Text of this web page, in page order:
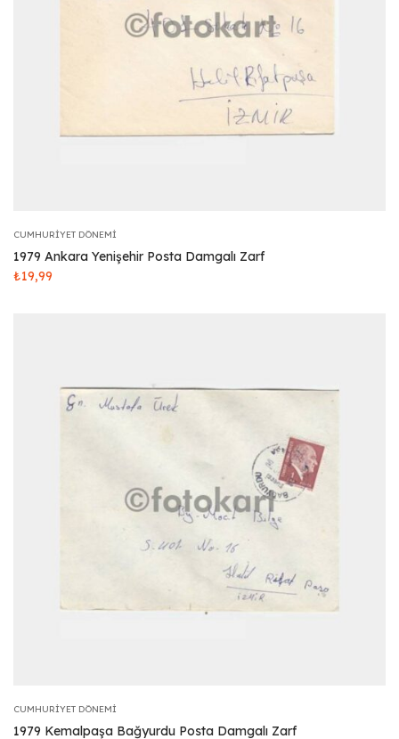
CUMHURIYET DÖNEMI
1979 Ankara Yenişehir Posta Damgalı Zarf
₺19,99
CUMHURIYET DÖNEMI
1979 Kemalpaşa Bağyurdu Posta Damgalı Zarf